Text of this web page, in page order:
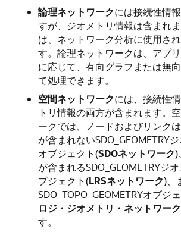
論理ネットワークには接続性情
すが、ジオメトリ情報は含まれ
は、ネットワーク分析に使用さ
す。論理ネットワークは、アプ
に応じて、有向グラフまたは無
て処理できます。
空間ネットワークには、接続性
トリ情報の両方が含まれます。
ークでは、ノードおよびリンク
が含まれないSDO_GEOMETRY
オブジェクト(SDOネットワーク)
が含まれるSDO_GEOMETRYジ
ブジェクト(LRSネットワーク)、
SDO_TOPO_GEOMETRYオブジ
ロジ・ジオメトリ・ネットワーク
す。